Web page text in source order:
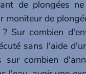
de plongées
moniteur de
Sur combien
sans l'aide
sur combien